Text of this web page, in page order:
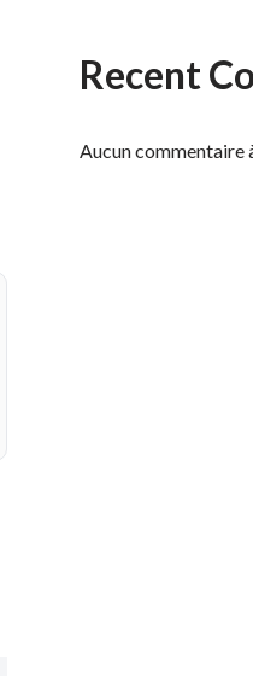
Recent
Aucun commentaire